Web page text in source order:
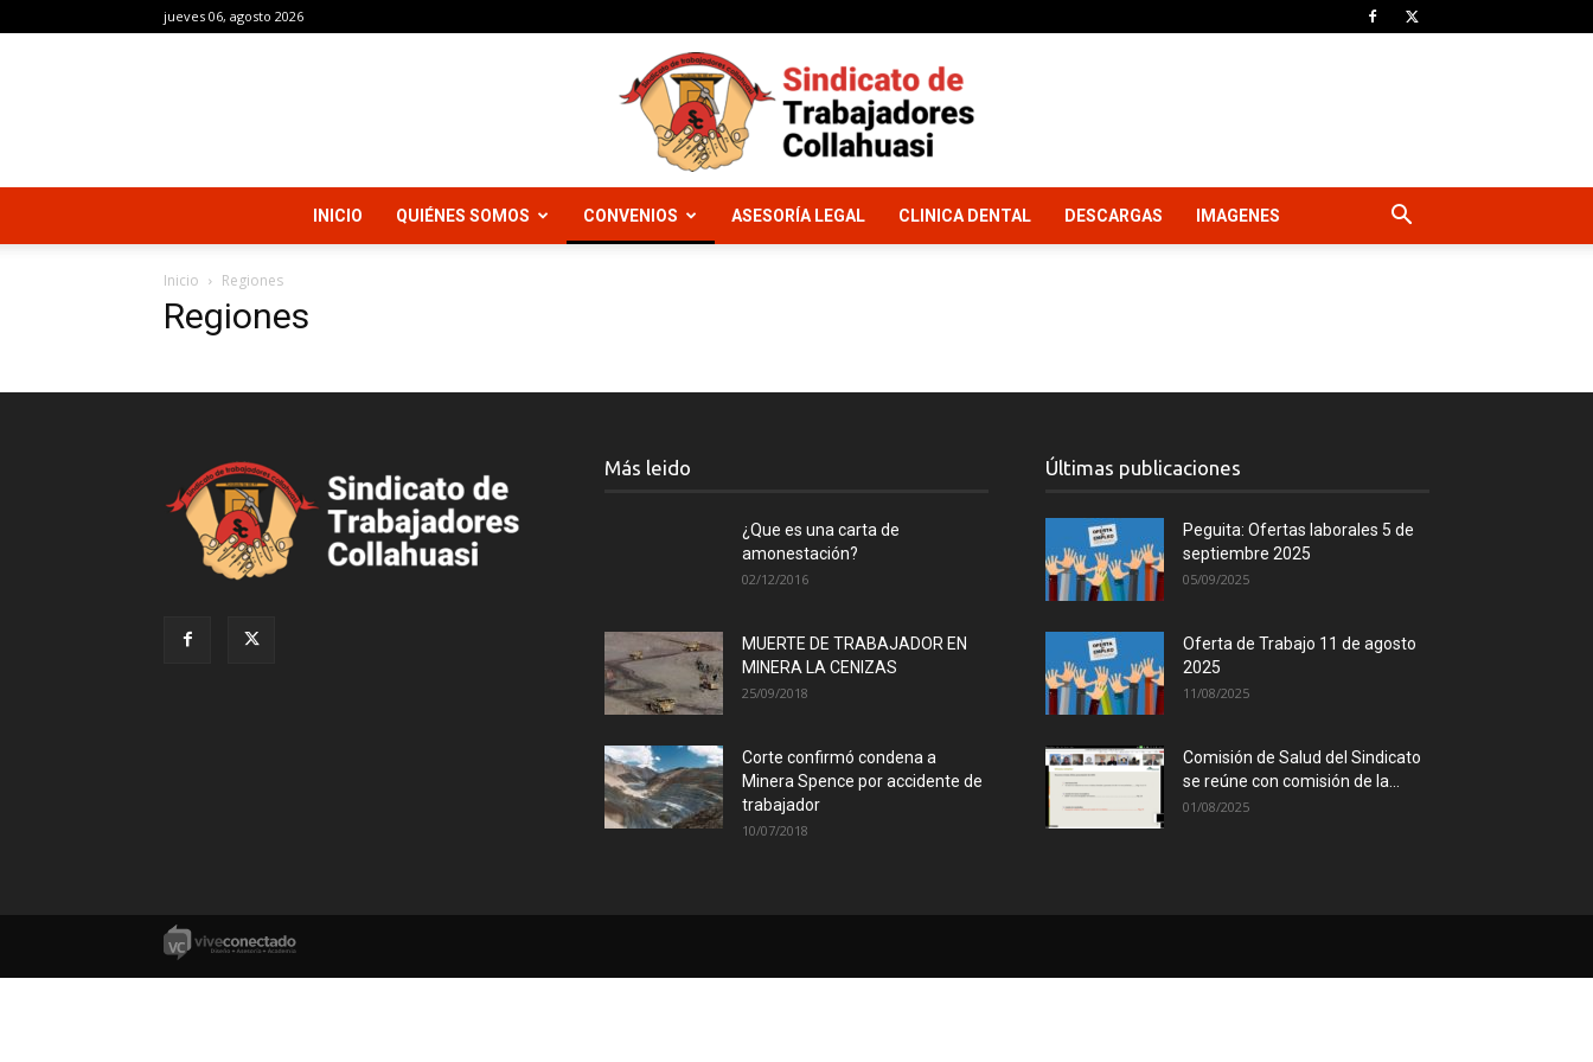
jueves 06, agosto 2026
Sindicato
Collahuasi
INICIO QUIÉNES SOMOS CONVENIOS ASESORÍA LEGAL CLINICA DENTAL DESCARGAS IMAGENES
Inicio Regiones
Regiones
Más leido
¿Que es una carta de
amonestación?
02/12/2016
MUERTE DE TRABAJADOR EN
MINERA LA CENIZAS
25/09/2018
Corte confirmó condena a
Minera Spence por accidente de
trabajador
10/07/2018
Últimas publicaciones
Peguita: Ofertas laborales 5 de
septiembre 2025
05/09/2025
Oferta de Trabajo 11 de agosto
2025
11/08/2025
Comisión de Salud del Sindicato
se reúne con comisión de la...
01/08/2025